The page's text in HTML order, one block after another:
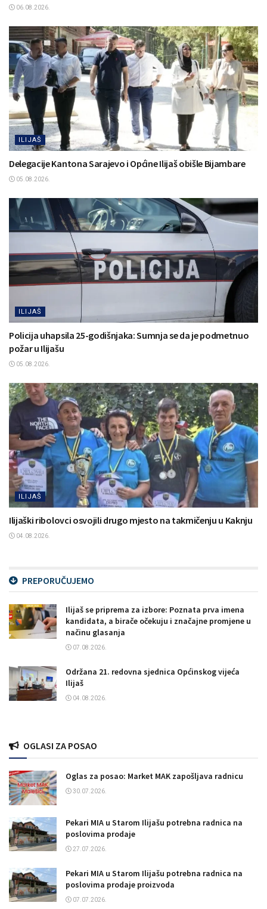
06.08.2026.
ILIJAŠ
Delegacije Kantona Sarajevo i Općine Ilijaš obišle Bijambare
05.08.2026.
ILIJAŠ
Policija uhapsila 25-godišnjaka: Sumnja se da je podmetnuo
požar u Ilijašu
05.08.2026.
ILIJAŠ
Ilijaški ribolovci osvojili drugo mjesto na takmičenju u Kaknju
04.08.2026.
PREPORUČUJEMO
Ilijaš se priprema za izbore: Poznata prva imena
kandidata, a birače očekuju i značajne promjene u
načinu glasanja
07.08.2026.
Održana 21. redovna sjednica Općinskog vijeća
Ilijaš
04.08.2026.
OGLASI ZA POSAO
Oglas za posao: Market MAK zapošljava radnicu
30.07.2026.
Pekari MIA u Starom Ilijašu potrebna radnica na
poslovima prodaje
27.07.2026.
Pekari MIA u Starom Ilijašu potrebna radnica na
poslovima prodaje proizvoda
07.07.2026.